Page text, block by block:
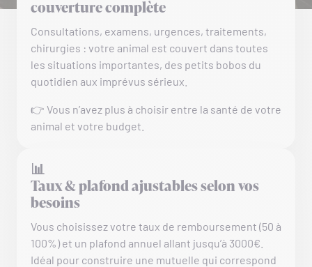
couverture complète
Consultations, examens, urgences, traitements,
chirurgies : votre animal est couvert dans toutes
les situations importantes, des petits bobos du
quotidien aux imprévus sérieux.
👉 Vous n’avez plus à choisir entre la santé de votre
animal et votre budget.
📊
Taux & plafond ajustables selon vos
besoins
Vous choisissez votre taux de remboursement (50 à
100%) et un plafond annuel allant jusqu’à 3000€.
Idéal pour construire une mutuelle qui correspond